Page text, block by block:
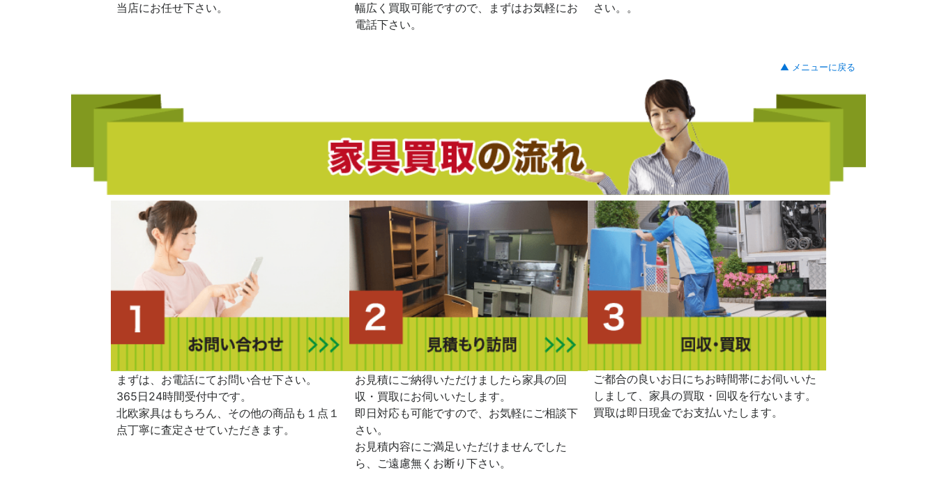
当店にお任せ下さい。
幅広く買取可能ですので、まずはお気軽にお
電話下さい。
さい。。
▲ メニューに戻る
まずは、お電話にてお問い合せ下さい。
365日24時間受付中です。
北欧家具はもちろん、その他の商品も１点１
点丁寧に査定させていただきます。
お見積にご納得いただけましたら家具の回
収・買取にお伺いいたします。
即日対応も可能ですので、お気軽にご相談下
さい。
お見積内容にご満足いただけませんでした
ら、ご遠慮無くお断り下さい。
ご都合の良いお日にちお時間帯にお伺いいた
しまして、家具の買取・回収を行ないます。
買取は即日現金でお支払いたします。